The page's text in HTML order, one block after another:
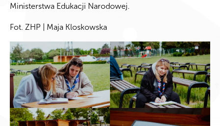
Ministerstwa Edukacji Narodowej.
Fot. ZHP | Maja Kloskowska